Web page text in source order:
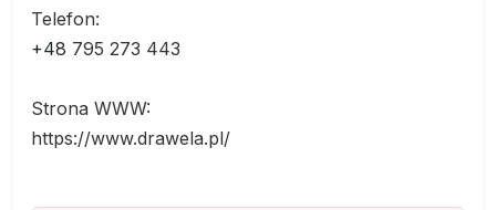
Telefon:
+48 795 273 443
Strona WWW:
https://www.drawela.pl/